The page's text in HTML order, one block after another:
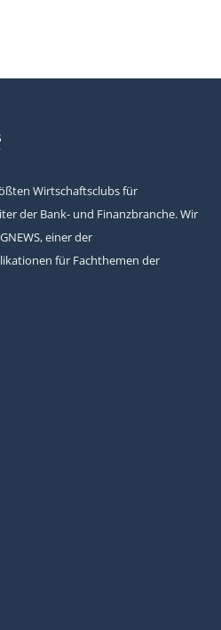
Wirtschaftsclubs für
der Bank- und Finanzbranche. Wir
einer der
für Fachthemen der